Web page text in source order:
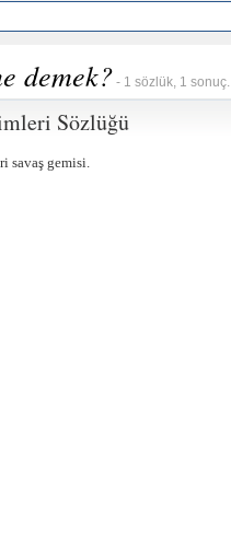
demek? - 1 sözlük, 1 sonuç.
Sözlüğü
savaş gemisi.